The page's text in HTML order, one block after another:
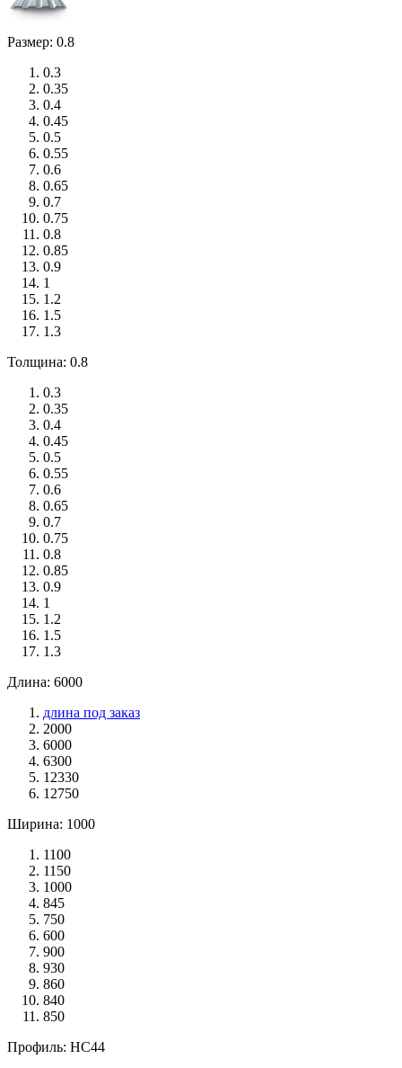
Размер: 0.8
0.3
0.35
0.4
0.45
0.5
0.55
0.6
0.65
0.7
0.75
0.8
0.85
0.9
1
1.2
1.5
1.3
Толщина: 0.8
0.3
0.35
0.4
0.45
0.5
0.55
0.6
0.65
0.7
0.75
0.8
0.85
0.9
1
1.2
1.5
1.3
Длина: 6000
длина под заказ
2000
6000
6300
12330
12750
Ширина: 1000
1100
1150
1000
845
750
600
900
930
860
840
850
Профиль: НС44